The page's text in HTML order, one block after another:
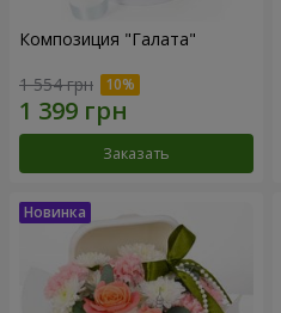
Композиция "Галата"
1 554 грн
Заказать